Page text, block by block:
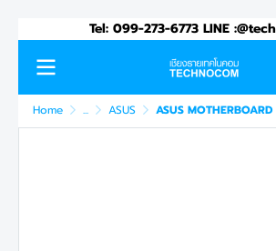
Tel: 099-273-6773 LINE
Home ... ASUS ASUS MOTHERBOARD PRIME B840M-